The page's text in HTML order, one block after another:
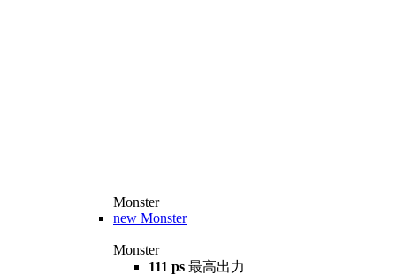
Monster
new Monster
Monster
111 ps 最高出力